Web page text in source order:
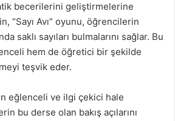
becerilerini geliştirmelerine
“Sayı Avı” oyunu, öğrencilerin
saklı sayıları bulmalarını sağlar. Bu
hem de öğretici bir şekilde
teşvik eder.
eğlenceli ve ilgi çekici hale
bu derse olan bakış açılarını